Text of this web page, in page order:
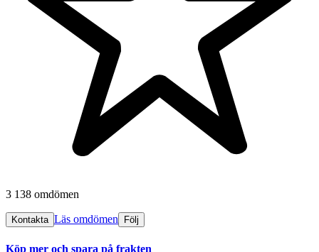
3 138 omdömen
Kontakta Läs omdömen Följ
Köp mer och spara på frakten